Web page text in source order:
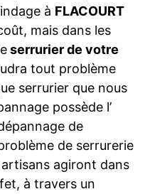
à FLACOURT
mais dans les
serrurier de votre
tout problème
serrurier que nous
possède l’
de
de serrurerie
agiront dans
à travers un